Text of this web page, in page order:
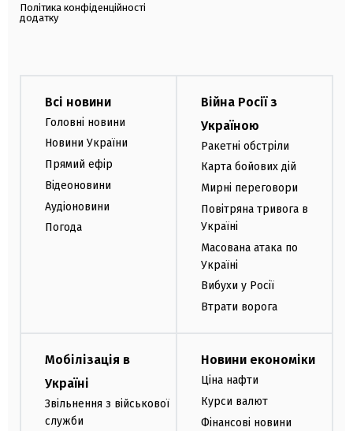
Політика конфіденційності
додатку
Всі новини
Головні новини
Новини України
Прямий ефір
Відеоновини
Аудіоновини
Погода
Війна Росії з
Україною
Ракетні обстріли
Карта бойових дій
Мирні переговори
Повітряна тривога в
Україні
Масована атака по
Україні
Вибухи у Росії
Втрати ворога
Мобілізація в
Україні
Звільнення з військової
служби
Новини економіки
Ціна нафти
Курси валют
Фінансові новини